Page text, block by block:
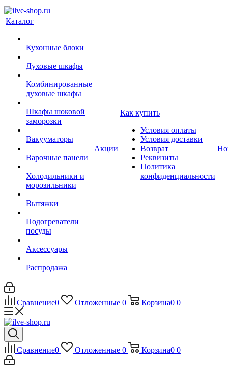
Каталог
Кухонные блоки
Духовые шкафы
Комбинированные
духовые шкафы
Шкафы шоковой
заморозки
Вакууматоры
Варочные панели
Холодильники и
морозильники
Вытяжки
Подогреватели
посуды
Аксессуары
Распродажа
Акции
Как купить
Условия оплаты
Условия доставки
Возврат
Реквизиты
Политика
конфиденциальности
Сравнение0 Отложенные 0 Корзина0 0
Сравнение0 Отложенные 0 Корзина0 0